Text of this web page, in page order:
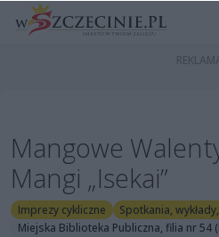
Mangowe
Mangi „Isekai”
Imprezy cykliczne Spotkania,
Miejska Biblioteka Publiczna, filia nr 54